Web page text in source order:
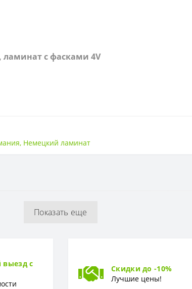
ламинат с фасками 4V
, Немецкий ламинат
Показать еще
выезд с
Скидки до -10%
Лучшие цены!